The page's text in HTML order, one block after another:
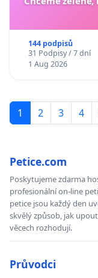
144 podpisů
31 Podpisy / 7 dní
1 Aug 2026
1 2 3 4
Petice.com
Poskytujeme zdarma
profesionální on-line
petice jsou každý den
skvělý způsob, jak
věcech rozhodují.
Průvodci